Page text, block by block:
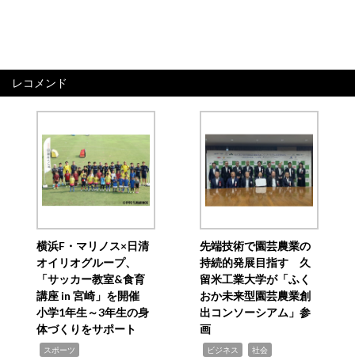
レコメンド
横浜F・マリノス×日清
オイリオグループ、
「サッカー教室&食育
講座 in 宮崎」を開催
小学1年生～3年生の身
体づくりをサポート
スポーツ
先端技術で園芸農業の
持続的発展目指す 久
留米工業大学が「ふく
おか未来型園芸農業創
出コンソーシアム」参
画
ビジネス 社会